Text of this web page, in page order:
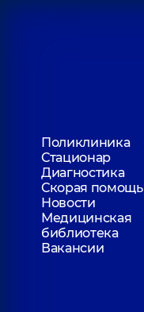
Поликлиника
Стационар
Диагностика
Скорая помощь
Новости
Медицинская
библиотека
Вакансии